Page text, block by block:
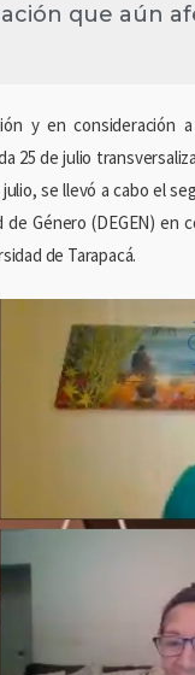
que aún
y en consideración
25 de julio
se llevó a cabo el
Género (DEGEN) en
de Tarapacá.